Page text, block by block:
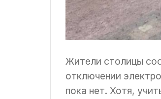
Жители столицы
отключении
пока нет. Хотя,